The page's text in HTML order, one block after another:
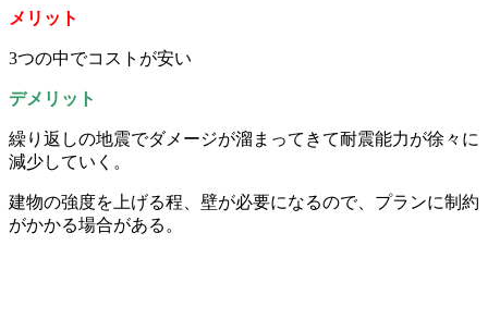
メリット
3つの中でコストが安い
デメリット
繰り返しの地震でダメージが溜まってきて耐震能力が徐々に
減少していく。
建物の強度を上げる程、壁が必要になるので、プランに制約
がかかる場合がある。